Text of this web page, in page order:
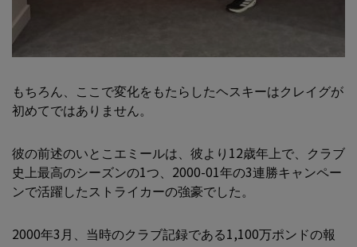
もちろん、ここで変化をもたらしたヘスキーはクレイグが
初めてではありません。
彼の前述のいとこエミールは、彼より12歳年上で、クラブ
史上最高のシーズンの1つ、2000-01年の3連勝キャンペー
ンで活躍したストライカーの強豪でした。
2000年3月、当時のクラブ記録である1,100万ポンドの報